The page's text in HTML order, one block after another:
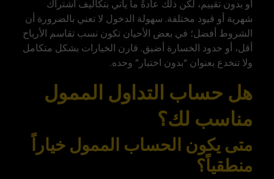
أو بدون تقييم، لكن ذلك عادةً ما يأتي بتكاليف اشتراك
شهرية أو قيود مختلفة. سهولة الدخول لا تعني بالضرورة أن
الشروط أفضل؛ في بعض الأحيان تكون نسب تقاسم الأرباح
أقل، أو حدود الخسارة أضيق. قارن الخيارات بشكل متكامل
ولا تنخدع بعنوان “بدون اختبار” وحده.
هل حساب التداول الممول
مناسب لك؟
متى يكون الحساب الممول خياراً
منطقياً؟